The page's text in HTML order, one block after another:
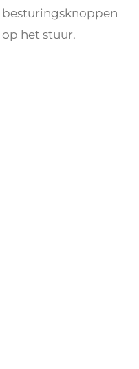
besturingsknoppen
op het stuur.